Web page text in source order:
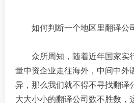
如何判断一个地区里翻译公
众所周知，随着近年国家实
量中资企业走往海外，中间中外
异，那么我们就不得不寻找翻译
大大小小的翻译公司数不胜数，